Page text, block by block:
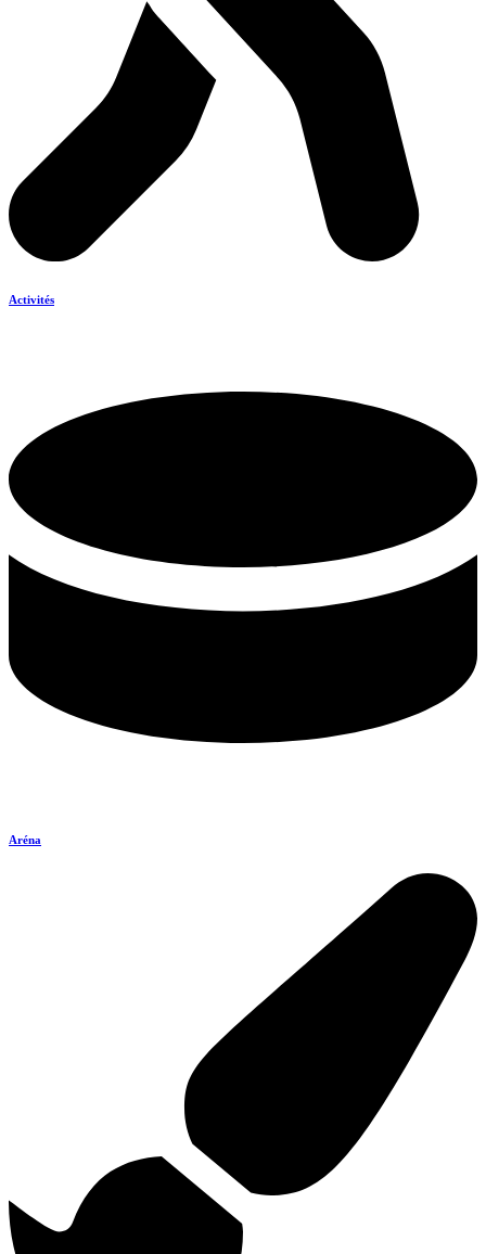
Activités
Aréna